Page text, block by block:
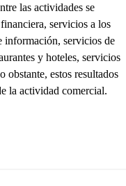
las actividades se
servicios a los
información, servicios de
y hoteles, servicios
obstante, estos resultados
la actividad comercial.